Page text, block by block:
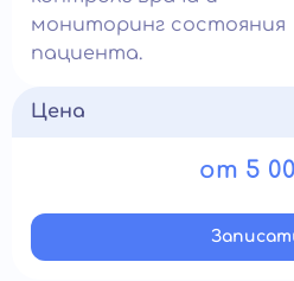
мониторинг состояния
пациента.
Цена
от 5